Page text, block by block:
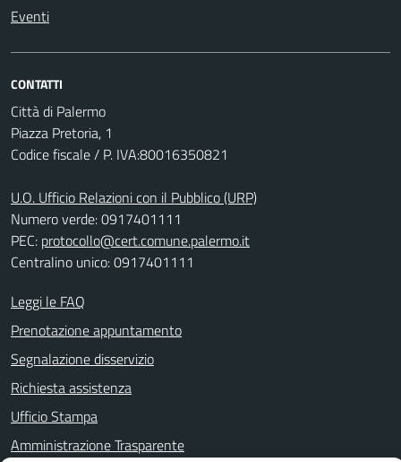
Eventi
CONTATTI
Città di Palermo
Piazza Pretoria, 1
Codice fiscale / P. IVA:80016350821
U.O. Ufficio Relazioni con il Pubblico (URP)
Numero verde: 0917401111
PEC: protocollo@cert.comune.palermo.it
Centralino unico: 0917401111
Leggi le FAQ
Prenotazione appuntamento
Segnalazione disservizio
Richiesta assistenza
Ufficio Stampa
Amministrazione Trasparente